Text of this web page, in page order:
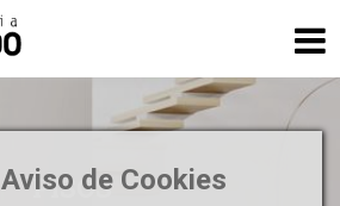
Aviso de Cookies
PISOS